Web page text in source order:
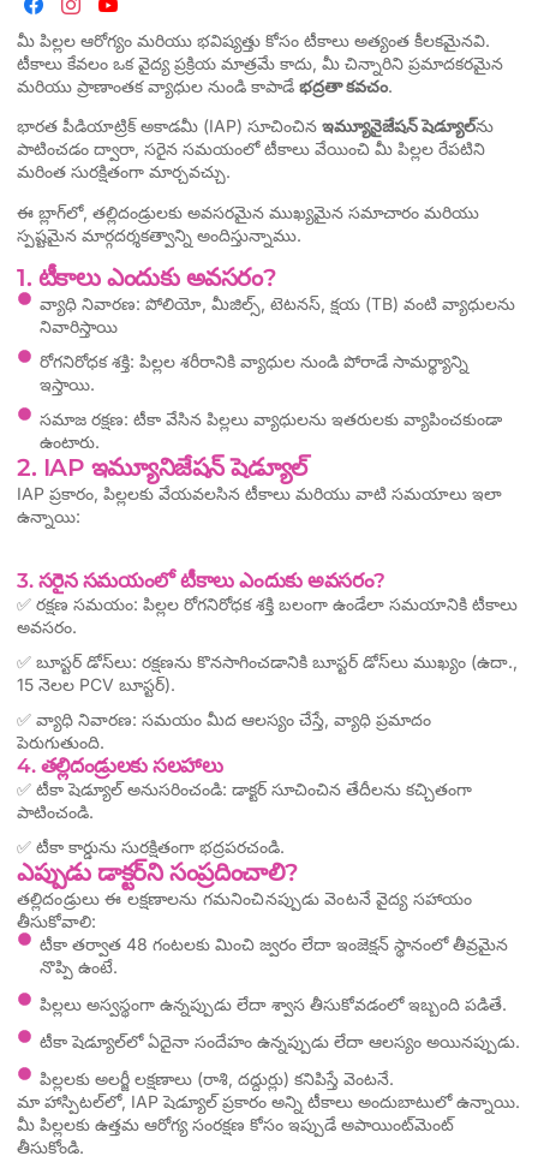
మీ పిల్లల ఆరోగ్యం మరియు భవిష్యత్తు కోసం టీకాలు అత్యంత కీలకమైనవి.
టీకాలు కేవలం ఒక వైద్య ప్రక్రియ మాత్రమే కాదు, మీ చిన్నారిని ప్రమాదకరమైన
మరియు ప్రాణాంతక వ్యాధుల నుండి కాపాడే భద్రతా కవచం.
భారత పీడియాట్రిక్ అకాడమీ (IAP) సూచించిన ఇమ్యూనైజేషన్ షెడ్యూల్‌ను
పాటించడం ద్వారా, సరైన సమయంలో టీకాలు వేయించి మీ పిల్లల రేపటిని
మరింత సురక్షితంగా మార్చవచ్చు.
ఈ బ్లాగ్‌లో, తల్లిదండ్రులకు అవసరమైన ముఖ్యమైన సమాచారం మరియు
స్పష్టమైన మార్గదర్శకత్వాన్ని అందిస్తున్నాము.
1. టీకాలు ఎందుకు అవసరం?
వ్యాధి నివారణ: పోలియో, మీజిల్స్, టెటనస్, క్షయ (TB) వంటి వ్యాధులను
నివారిస్తాయి
రోగనిరోధక శక్తి: పిల్లల శరీరానికి వ్యాధుల నుండి పోరాడే సామర్థ్యాన్ని
ఇస్తాయి.
సమాజ రక్షణ: టీకా వేసిన పిల్లలు వ్యాధులను ఇతరులకు వ్యాపించకుండా
ఉంటారు.
2. IAP ఇమ్యూనిజేషన్ షెడ్యూల్
IAP ప్రకారం, పిల్లలకు వేయవలసిన టీకాలు మరియు వాటి సమయాలు ఇలా
ఉన్నాయి:
3. సరైన సమయంలో టీకాలు ఎందుకు అవసరం?
✅ రక్షణ సమయం: పిల్లల రోగనిరోధక శక్తి బలంగా ఉండేలా సమయానికి టీకాలు
అవసరం.
✅ బూస్టర్ డోస్‌లు: రక్షణను కొనసాగించడానికి బూస్టర్ డోస్‌లు ముఖ్యం (ఉదా.,
15 నెలల PCV బూస్టర్).
✅ వ్యాధి నివారణ: సమయం మీద ఆలస్యం చేస్తే, వ్యాధి ప్రమాదం
పెరుగుతుంది.
4. తల్లిదండ్రులకు సలహాలు
✅ టీకా షెడ్యూల్ అనుసరించండి: డాక్టర్ సూచించిన తేదీలను కచ్చితంగా
పాటించండి.
✅ టీకా కార్డును సురక్షితంగా భద్రపరచండి.
ఎప్పుడు డాక్టర్‌ని సంప్రదించాలి?
తల్లిదండ్రులు ఈ లక్షణాలను గమనించినప్పుడు వెంటనే వైద్య సహాయం
తీసుకోవాలి:
టీకా తర్వాత 48 గంటలకు మించి జ్వరం లేదా ఇంజెక్షన్ స్థానంలో తీవ్రమైన
నొప్పి ఉంటే.
పిల్లలు అస్వస్థంగా ఉన్నప్పుడు లేదా శ్వాస తీసుకోవడంలో ఇబ్బంది పడితే.
టీకా షెడ్యూల్‌లో ఏదైనా సందేహం ఉన్నప్పుడు లేదా ఆలస్యం అయినప్పుడు.
పిల్లలకు అలర్జీ లక్షణాలు (రాశి, దద్దుర్లు) కనిపిస్తే వెంటనే.
మా హాస్పిటల్‌లో, IAP షెడ్యూల్ ప్రకారం అన్ని టీకాలు అందుబాటులో ఉన్నాయి.
మీ పిల్లలకు ఉత్తమ ఆరోగ్య సంరక్షణ కోసం ఇప్పుడే అపాయింట్‌మెంట్
తీసుకోండి.